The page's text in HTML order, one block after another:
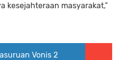
kesejahteraan masyarakat,”
Vonis 2